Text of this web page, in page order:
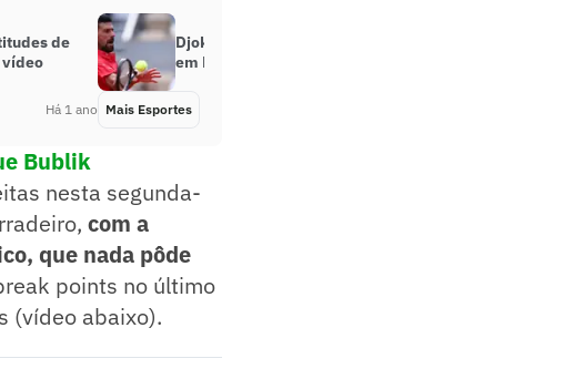
de
vídeo
Há 1 ano
Djokovic alcança marca histórica
em Roland Garros. Entenda
Mais Esportes
Bublik
nesta segunda-
com a
que nada pôde
points no último
(vídeo abaixo).